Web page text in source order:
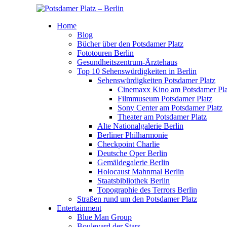
Home
Blog
Bücher über den Potsdamer Platz
Fototouren Berlin
Gesundheitszentrum-Ärztehaus
Top 10 Sehenswürdigkeiten in Berlin
Sehenswürdigkeiten Potsdamer Platz
Cinemaxx Kino am Potsdamer
Filmmuseum Potsdamer Platz
Sony Center am Potsdamer Platz
Theater am Potsdamer Platz
Alte Nationalgalerie Berlin
Berliner Philharmonie
Checkpoint Charlie
Deutsche Oper Berlin
Gemäldegalerie Berlin
Holocaust Mahnmal Berlin
Staatsbibliothek Berlin
Topographie des Terrors Berlin
Straßen rund um den Potsdamer Platz
Entertainment
Blue Man Group